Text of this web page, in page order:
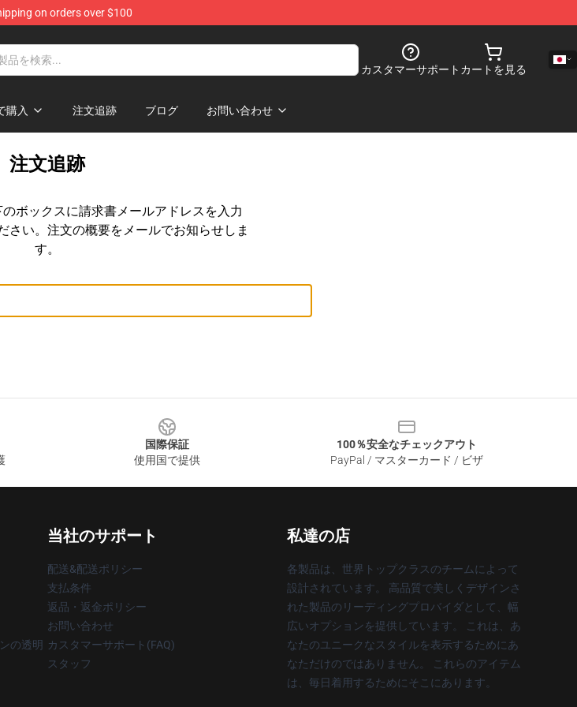
on orders over $100
カスタマーサポート カートを見る
購入 注文追跡 ブログ お問い合わせ
注文追跡
ボックスに請求書メールアドレスを入力
さい。注文の概要をメールでお知らせしま
す。
国際保証
使用国で提供
100％安全なチェックアウト
PayPal / マスターカード / ビザ
の透明
当社のサポート
配送&配送ポリシー
支払条件
返品・返金ポリシー
お問い合わせ
カスタマーサポート(FAQ)
スタッフ
私達の店
各製品は、世界トップクラスのチームによって
設計されています。 高品質で美しくデザインさ
れた製品のリーディングプロバイダとして、幅
広いオプションを提供しています。 これは、あ
なたのユニークなスタイルを表示するためにあ
なただけのではありません。 これらのアイテム
は、毎日着用するためにそこにあります。